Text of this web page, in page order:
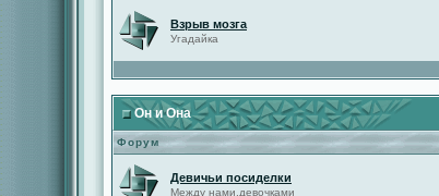
Взрыв мозга
Угадайка
Он и Она
Форум
Девичьи посиделки
Между нами,девочками